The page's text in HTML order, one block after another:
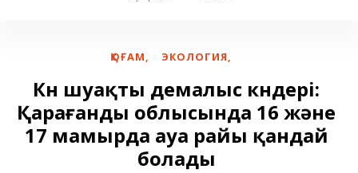
ҚОҒАМ, ЭКОЛОГИЯ,
Күн шуақты демалыс күндері:
Қарағанды облысында 16 және
17 мамырда ауа райы қандай
болады